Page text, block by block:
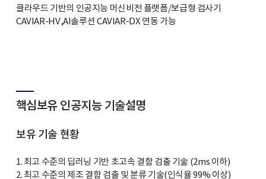
클라우드 기반의 인공지능 머신비전 플랫폼/보급형 검사기
CAVIAR-HV,AI솔루션 CAVIAR-DX 연동 가능
핵심보유 인공지능 기술설명
보유 기술 현황
1. 최고 수준의 딥러닝 기반 초고속 결함 검출 기술 (2ms 이하)
2. 최고 수준의 제조 결함 검출 및 분류 기술(인식율 99% 이상)